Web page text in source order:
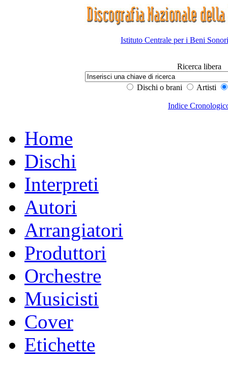
Istituto Centrale per i Beni
Ricerca libera
Dischi o brani Artisti
Indice
Home
Dischi
Interpreti
Autori
Arrangiatori
Produttori
Orchestre
Musicisti
Cover
Etichette